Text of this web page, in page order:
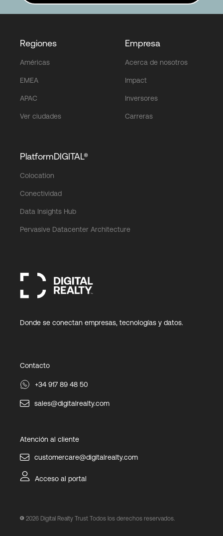
Regiones
Américas
EMEA
APAC
Ver ciudades
Empresa
Acerca de nosotros
Impact
Inversores
Carreras
PlatformDIGITAL®
Colocation
Conectividad
Data Insights Hub
Pervasive Datacenter Architecture
Donde se conectan empresas, tecnologías y datos.
Contacto
+34 917 89 48 50
sales@digitalrealty.com
Atención al cliente
customercare@digitalrealty.com
Acceso al portal
2026 Digital Realty Trust Todos los derechos reservados.